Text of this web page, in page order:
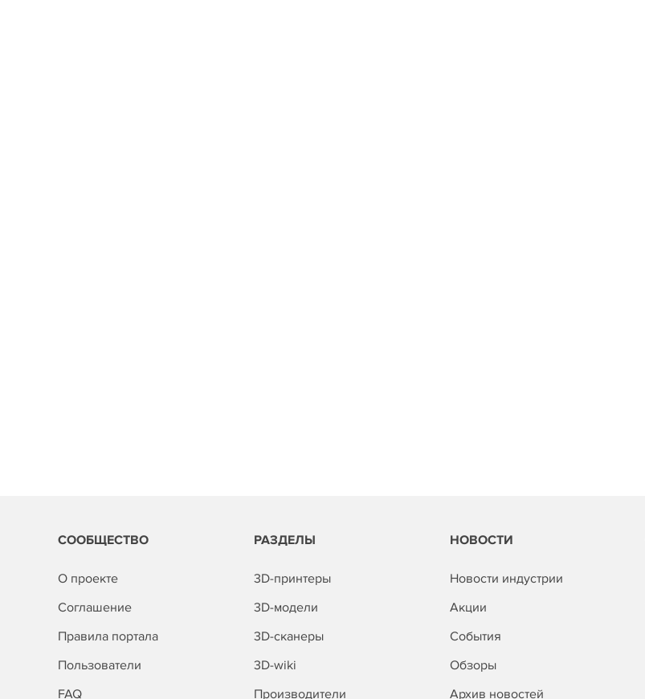
СООБЩЕСТВО
О проекте
Соглашение
Правила портала
Пользователи
FAQ
РАЗДЕЛЫ
3D-принтеры
3D-модели
3D-сканеры
3D-wiki
Производители
НОВОСТИ
Новости индустрии
Акции
События
Обзоры
Архив новостей